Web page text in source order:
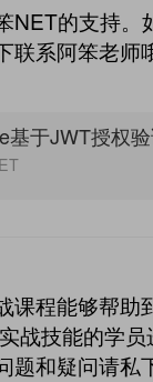
NET的支持。
联系阿笨老师
基于JWT授权
课程能够帮助
战技能的学
题和疑问请私